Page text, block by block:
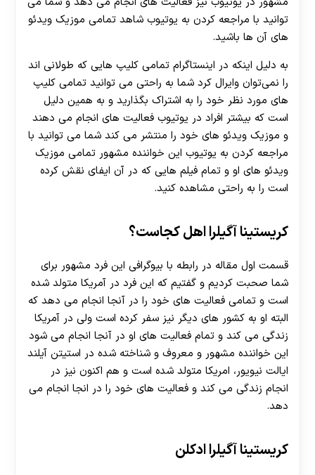
هات بت
توانید با مراجعه کردن به یوتیوب شاهد تمامی موزیک ویدئو
های آن ها باشید.
به دلیل اینکه در اینستاگرام تمامی کلیپ هایی که طولانی اند
را نمی‌توان وایرال کرد شما به راحتی می توانید تمامی کلیپ
های مورد نظر خود را به اشتراک بگذارید و به همین دلیل
است که بیشتر افراد در یوتیوب فعالیت ‌های انجام می‌ دهند
و موزیک ویدئو های خود را منتشر می ‌کند شما می ‌توانید با
مراجعه کردن به یوتیوب این خواننده مشهور تمامی موزیک
ویدئو های او و تمام فیلم هایی که در آن ایفای نقش کرده
است را به راحتی مشاهده کنید.
کریستینا آگیلرا اهل کجاست؟
قسمت اول مقاله در رابطه با بیوگرافی این فرد مشهور برای
شما صحبت کردیم و گفتیم که این فرد در آمریکا متولد شده
است و تمامی فعالیت ‌های خود را در آنجا انجام می دهد که
البته او به کشور های دیگر نیز سفر کرده است ولی در آمریکا
زندگی می‌ کند و تمام فعالیت‌ های او در آنجا انجام می شود
این خواننده مشهور و معروف و شناخته شده در استیتن آیلند
ایالت نیویور، امریکا متولد شده است و هم اکنون نیز در
انجام زندگی می کند و فعالیت های خود را در انجا انجام می
دهد.
کریستینا آگیلرا ادکلن